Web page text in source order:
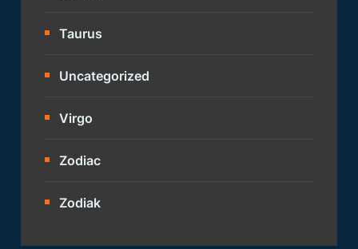
Taurus
Uncategorized
Virgo
Zodiac
Zodiak